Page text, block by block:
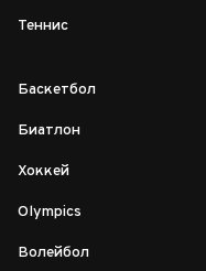
Теннис
Баскетбол
Биатлон
Хоккей
Olympics
Волейбол